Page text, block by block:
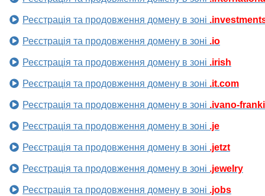
Реєстрація та продовження домену в зоні
Реєстрація та продовження домену в зоні .io
Реєстрація та продовження домену в зоні .irish
Реєстрація та продовження домену в зоні .it.com
Реєстрація та продовження домену в зоні .ivano-
Реєстрація та продовження домену в зоні .je
Реєстрація та продовження домену в зоні .jetzt
Реєстрація та продовження домену в зоні .jewelry
Реєстрація та продовження домену в зоні .jobs